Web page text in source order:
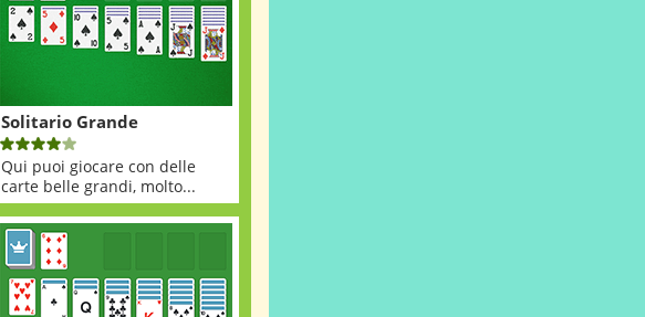
Solitario Grande
Qui puoi giocare con delle
carte belle grandi, molto...